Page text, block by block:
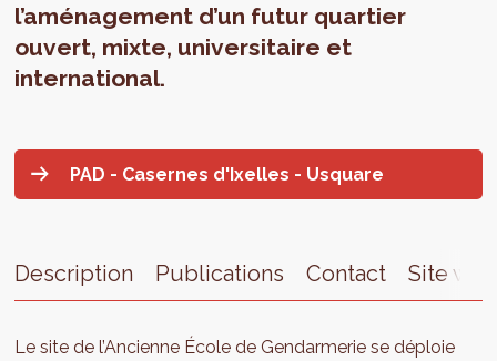
l’aménagement d’un futur quartier
ouvert, mixte, universitaire et
international.
PAD - Casernes d'Ixelles - Usquare
Description Publications Contact Site
Le site de l’Ancienne École de Gendarmerie se déploie